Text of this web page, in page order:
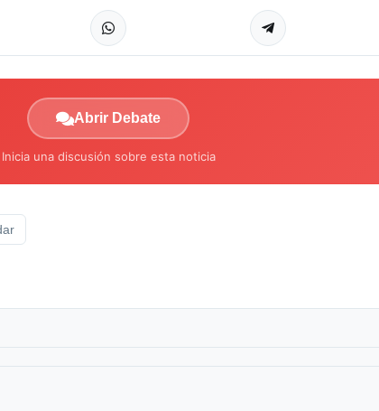
Abrir Debate
Inicia una discusión sobre esta noticia